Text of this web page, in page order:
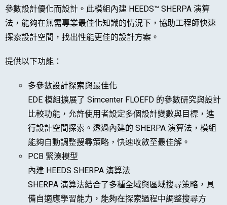
參數設計優化而設計。此模組內建 HEEDS™ SHERPA 演算
法，能夠在無需專業最佳化知識的情況下，協助工程師快速
探索設計空間，找出性能更佳的設計方案。
提供以下功能：
多參數設計探索與最佳化
EDE 模組擴展了 Simcenter FLOEFD 的參數研究與設計
比較功能，允許使用者設定多個設計變數與目標，進
行設計空間探索。透過內建的 SHERPA 演算法，模組
能夠自動調整搜尋策略，快速收斂至最佳解。
PCB 緊湊模型
內建 HEEDS SHERPA 演算法
SHERPA 演算法結合了多種全域與區域搜尋策略，具
備自適應學習能力，能夠在探索過程中調整搜尋方